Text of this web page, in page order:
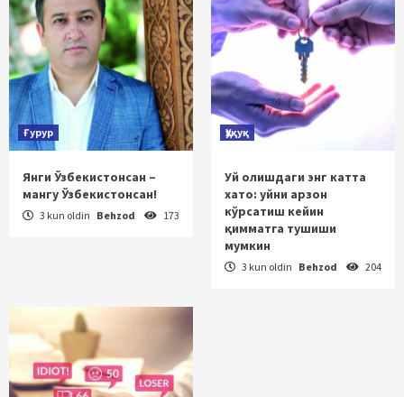
Ғурур
Янги Ўзбекистонсан –
мангу Ўзбекистонсан!
3 kun oldin Behzod 173
Ҳуқуқ
Уй олишдаги энг катта
хато: уйни арзон
кўрсатиш кейин
қимматга тушиши
мумкин
3 kun oldin Behzod 204